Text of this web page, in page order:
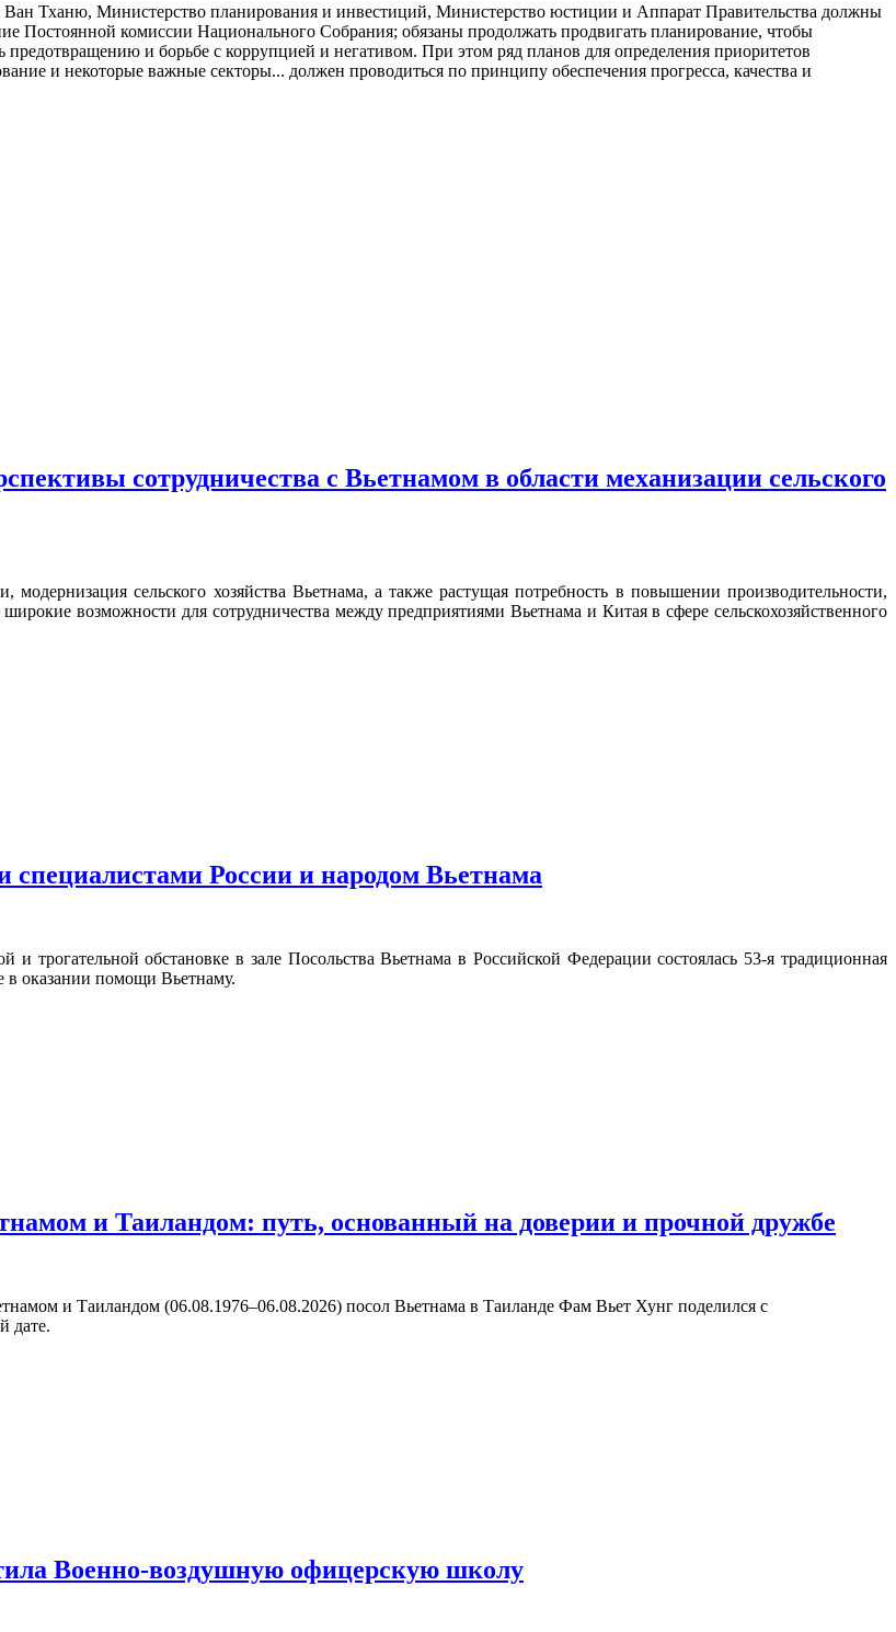
Тханю, Министерство планирования и инвестиций, Министерство юстиции и Аппарат Правительства должны
Постоянной комиссии Национального Собрания; обязаны продолжать продвигать планирование, чтобы
предотвращению и борьбе с коррупцией и негативом. При этом ряд планов для определения приоритетов
и некоторые важные секторы... должен проводиться по принципу обеспечения прогресса, качества и
сотрудничества с Вьетнамом в области механизации сельского
модернизация сельского хозяйства Вьетнама, а также растущая потребность в повышении производительности,
возможности для сотрудничества между предприятиями Вьетнама и Китая в сфере сельскохозяйственного
России и народом Вьетнама
обстановке в зале Посольства Вьетнама в Российской Федерации состоялась 53-я традиционная
в оказании помощи Вьетнаму.
и Таиландом: путь, основанный на доверии и прочной дружбе
и Таиландом (06.08.1976–06.08.2026) посол Вьетнама в Таиланде Фам Вьет Хунг поделился с
дате.
Военно-воздушную офицерскую школу